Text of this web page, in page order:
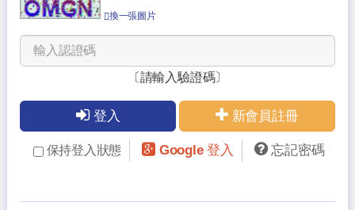
換一張圖片
〔請輸入驗證碼〕
登入 新會員註冊
保持登入狀態 Google 登入 忘記密碼